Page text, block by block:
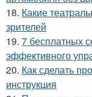
18. Какие
зрителей
19. 7 бесплатных
эффективного
20. Как сделать
инструкция